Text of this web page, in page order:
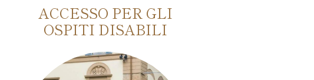
ACCESSO PER GLI
OSPITI DISABILI